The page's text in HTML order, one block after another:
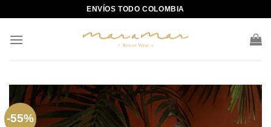
content
ENVÍOS TODO COLOMBIA
-55%